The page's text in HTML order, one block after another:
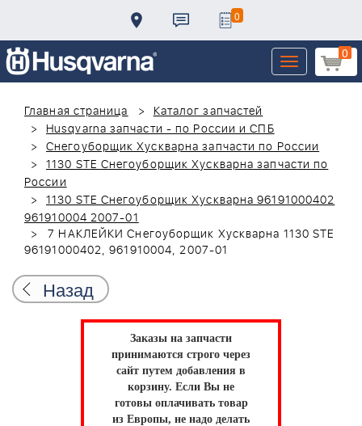
0
0
Toggle
navigation
Главная страница
Каталог запчастей
Husqvarna запчасти - по России и СПБ
Снегоуборщик Хускварна запчасти по России
1130 STE Снегоуборщик Хускварна запчасти по
России
1130 STE Снегоуборщик Хускварна 96191000402
961910004 2007-01
7 НАКЛЕЙКИ Снегоуборщик Хускварна 1130 STE
96191000402, 961910004, 2007-01
Назад
Заказы на запчасти
принимаются строго через
сайт путем добавления в
корзину. Если Вы не
готовы оплачивать товар
из Европы, не надо делать